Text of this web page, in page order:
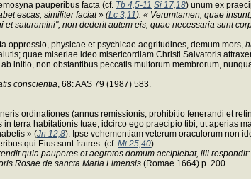
pauperibus facta (cf. Tb 4,5-11 Si 17,18) unum ex
escas, similiter faciat » (Lc 3,11 ). « Verumtamen, quae
saturamini", non dederit autem eis, quae necessaria sunt
oppressio, physicae et psychicae aegritudines, demum mors,
quae miseriae ideo misericordiam Christi Salvatoris
initio, non obstantibus peccatis multorum membrorum,
conscientia , 68: AAS 79 (1987) 583.
ordinationes (annus remissionis, prohibitio fenerandi et
terra habitationis tuae; idcirco ego praecipio tibi, ut aperias
» (Jn 12,8). Ipse vehementiam veterum oraculorum non
qui Eius sunt fratres: (cf. Mt 25,40)
quia pauperes et aegrotos domum accipiebat, illi
Rosae de sancta Maria Limensis (Romae 1664) p. 200.